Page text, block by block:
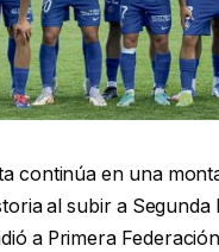
continúa en una
al subir a Segunda
a Primera